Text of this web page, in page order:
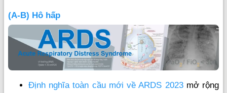
(A-B) Hô hấp
Định nghĩa toàn cầu mới về ARDS 2023mở rộng